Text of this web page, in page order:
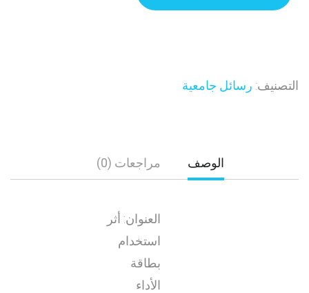
التصنيف: رسائل جامعية
الوصف مراجعات (0)
العنوان: أثر
استخدام
بطاقة
الأداء